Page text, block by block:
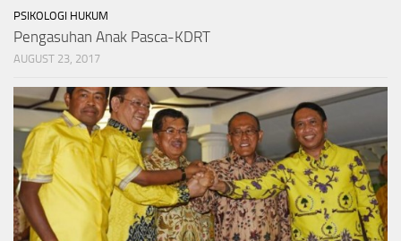
PSIKOLOGI HUKUM
Pengasuhan Anak Pasca-KDRT
AUGUST 23, 2017